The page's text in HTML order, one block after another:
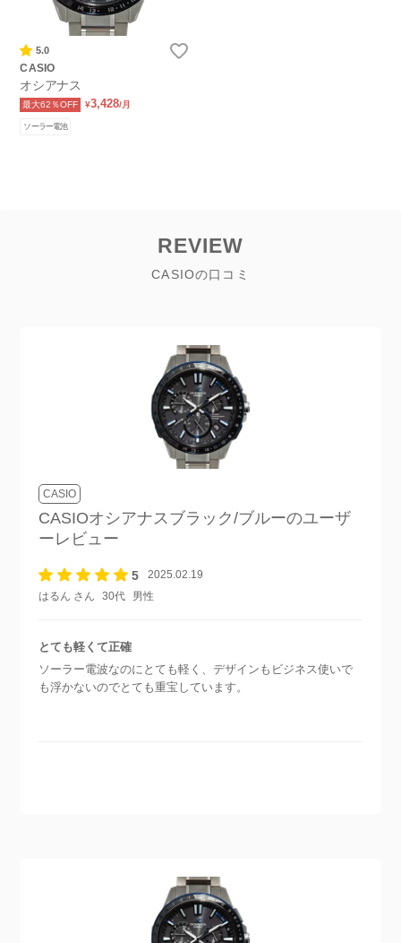
5.0
CASIO
オシアナス
最大62％OFF ¥3,428/月
ソーラー電池
REVIEW
CASIOの口コミ
CASIO
CASIOオシアナスブラック/ブルーのユーザ
ーレビュー
5
2025.02.19
はるん さん
30代 男性
とても軽くて正確
ソーラー電波なのにとても軽く、デザインもビジネス使いで
も浮かないのでとても重宝しています。